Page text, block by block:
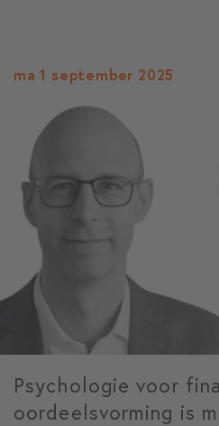
ma 1 september 2025
Psychologie voor
oordeelsvorming is